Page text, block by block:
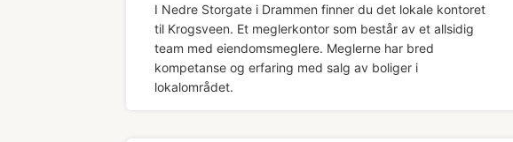
I Nedre Storgate i Drammen finner du det lokale kontoret
til Krogsveen. Et meglerkontor som består av et allsidig
team med eiendomsmeglere. Meglerne har bred
kompetanse og erfaring med salg av boliger i
lokalområdet.